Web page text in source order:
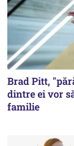
Brad Pitt,
dintre ei vor
familie